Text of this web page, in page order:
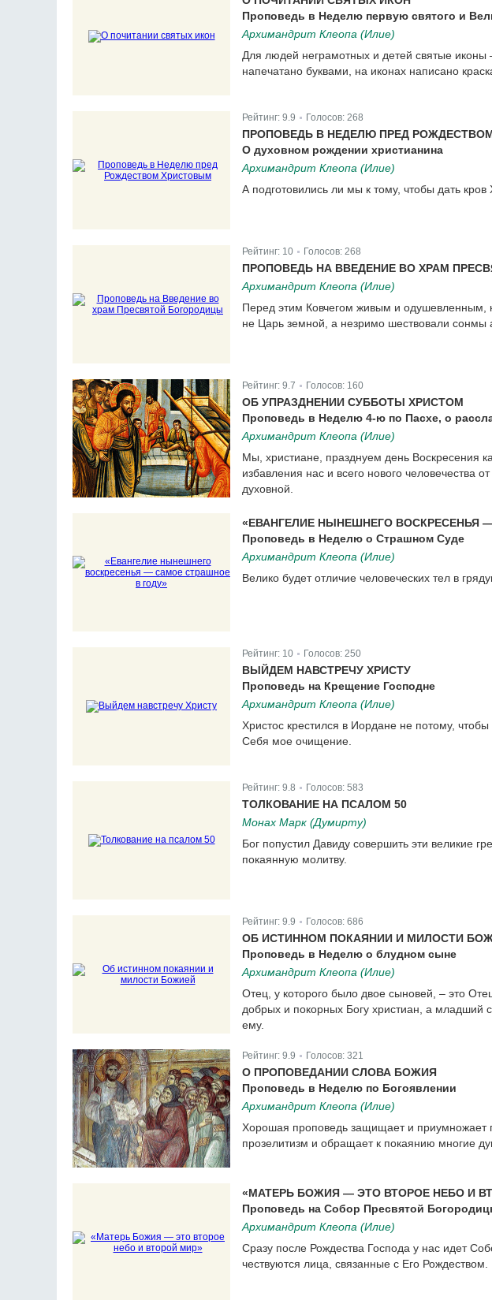
Проповедь в Неделю первую святого и
Архимандрит Клеопа (Илие)
Для людей неграмотных и детей святые иконы
напечатано буквами, на иконах написано
Рейтинг: 9.9 Голосов: 268
ПРОПОВЕДЬ В НЕДЕЛЮ ПРЕД
О духовном рождении христианина
Архимандрит Клеопа (Илие)
А подготовились ли мы к тому, чтобы дать
Рейтинг: 10 Голосов: 268
ПРОПОВЕДЬ НА ВВЕДЕНИЕ ВО ХРАМ
Архимандрит Клеопа (Илие)
Перед этим Ковчегом живым и
не Царь земной, а незримо шествовали сонмы
Рейтинг: 9.7 Голосов: 160
ОБ УПРАЗДНЕНИИ СУББОТЫ ХРИСТОМ
Проповедь в Неделю 4-ю по Пасхе, о
Архимандрит Клеопа (Илие)
Мы, христиане, празднуем день Воскресения
избавления нас и всего нового человечества
духовной.
«ЕВАНГЕЛИЕ НЫНЕШНЕГО ВОСКРЕСЕНЬЯ
Проповедь в Неделю о Страшном Суде
Архимандрит Клеопа (Илие)
Велико будет отличие человеческих тел в
Рейтинг: 10 Голосов: 250
ВЫЙДЕМ НАВСТРЕЧУ ХРИСТУ
Проповедь на Крещение Господне
Архимандрит Клеопа (Илие)
Христос крестился в Иордане не потому,
Себя мое очищение.
Рейтинг: 9.8 Голосов: 583
ТОЛКОВАНИЕ НА ПСАЛОМ 50
Монах Марк (Думирту)
Бог попустил Давиду совершить эти великие
покаянную молитву.
Рейтинг: 9.9 Голосов: 686
ОБ ИСТИННОМ ПОКАЯНИИ И МИЛОСТИ
Проповедь в Неделю о блудном сыне
Архимандрит Клеопа (Илие)
Отец, у которого было двое сыновей, – это
добрых и покорных Богу христиан, а младший
ему.
Рейтинг: 9.9 Голосов: 321
О ПРОПОВЕДАНИИ СЛОВА БОЖИЯ
Проповедь в Неделю по Богоявлении
Архимандрит Клеопа (Илие)
Хорошая проповедь защищает и приумножает
прозелитизм и обращает к покаянию многие
«МАТЕРЬ БОЖИЯ — ЭТО ВТОРОЕ НЕБО И
Проповедь на Собор Пресвятой
Архимандрит Клеопа (Илие)
Сразу после Рождества Господа у нас идет
чествуются лица, связанные с Его Рождеством.